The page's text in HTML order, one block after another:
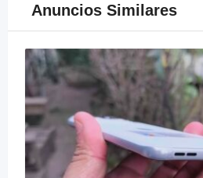
Anuncios Similares